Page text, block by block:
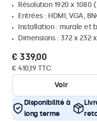
Résolution 1920 x 1080
Entrées : HDMI, VGA,
Installation : murale et
Dimensions : 372 x 232
€ 339,00
€ 410,19 TTC
Voir
Disponibilité à
long terme